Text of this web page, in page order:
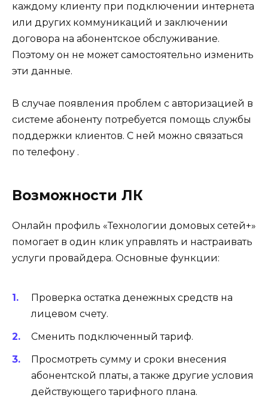
каждому клиенту при подключении интернета
или других коммуникаций и заключении
договора на абонентское обслуживание.
Поэтому он не может самостоятельно изменить
эти данные.
В случае появления проблем с авторизацией в
системе абоненту потребуется помощь службы
поддержки клиентов. С ней можно связаться
по телефону .
Возможности ЛК
Онлайн профиль «Технологии домовых сетей+»
помогает в один клик управлять и настраивать
услуги провайдера. Основные функции:
Проверка остатка денежных средств на
лицевом счету.
Сменить подключенный тариф.
Просмотреть сумму и сроки внесения
абонентской платы, а также другие условия
действующего тарифного плана.